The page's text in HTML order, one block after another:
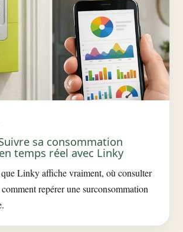
sa consommation
temps réel avec Linky
Linky affiche vraiment, où consulter
repérer une surconsommation